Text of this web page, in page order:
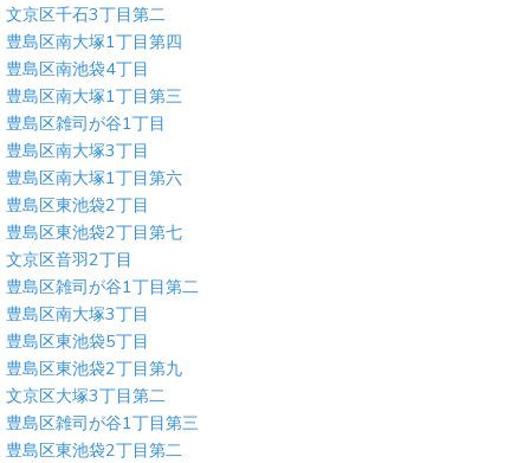
文京区千石3丁目第二
豊島区南大塚1丁目第四
豊島区南池袋4丁目
豊島区南大塚1丁目第三
豊島区雑司が谷1丁目
豊島区南大塚3丁目
豊島区南大塚1丁目第六
豊島区東池袋2丁目
豊島区東池袋2丁目第七
文京区音羽2丁目
豊島区雑司が谷1丁目第二
豊島区南大塚3丁目
豊島区東池袋5丁目
豊島区東池袋2丁目第九
文京区大塚3丁目第二
豊島区雑司が谷1丁目第三
豊島区東池袋2丁目第二